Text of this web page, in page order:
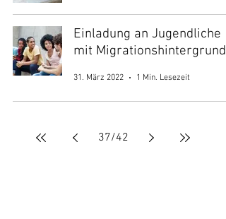
Einladung an Jugendliche
mit Migrationshintergrund
31. März 2022 1 Min. Lesezeit
37/42